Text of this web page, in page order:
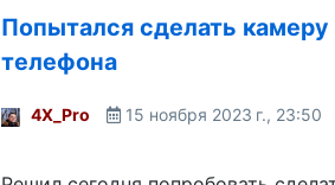
Попытался сделать камеру
телефона
4X_Pro 15 ноября 2023 г., 23:50